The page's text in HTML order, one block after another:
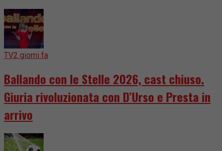
TV2 giorni fa
Ballando con le Stelle 2026, cast chiuso.
Giuria rivoluzionata con D’Urso e Presta in
arrivo